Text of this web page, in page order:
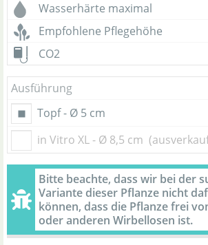
Wasserhärte maximal
Empfohlene Pflegehöhe
CO2
Ausführung
Topf - Ø 5 cm
in Vitro XL - Ø 8,5 cm
Bitte beachte, dass wir bei der
Variante dieser Pflanze nicht
können, dass die Pflanze frei
oder anderen Wirbellosen ist.